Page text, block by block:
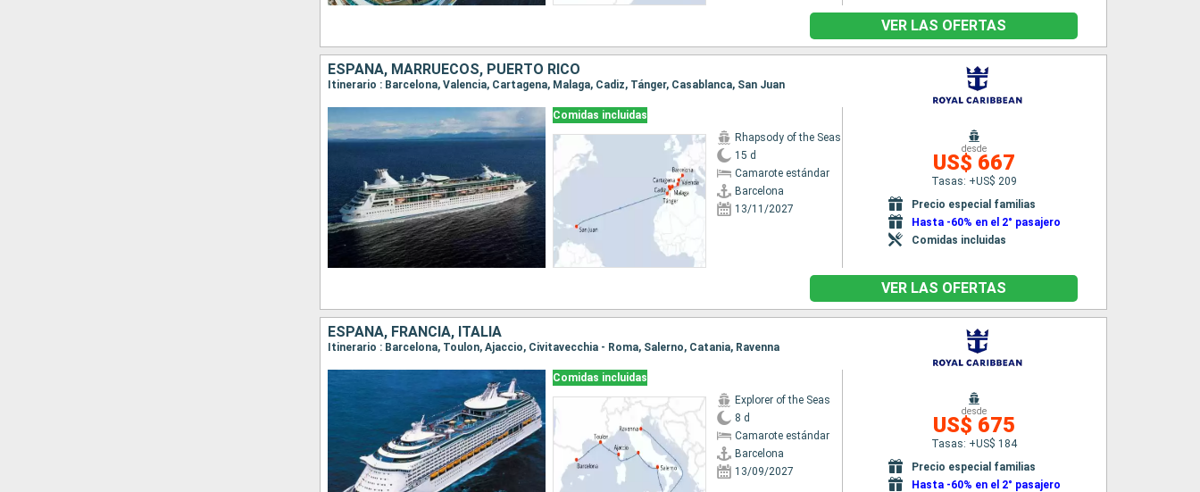
VER LAS OFERTAS
ESPAÑA, MARRUECOS, PUERTO RICO
Itinerario : Barcelona, Valencia, Cartagena, Malaga, Cadiz, Tánger, Casablanca, San Juan
Comidas incluidas
Rhapsody of the Seas
15 d
Camarote estándar
Barcelona
13/11/2027
desde
US$ 667
Tasas: +US$ 209
Precio especial familias
Hasta -60% en el 2° pasajero
Comidas incluidas
VER LAS OFERTAS
ESPAÑA, FRANCIA, ITALIA
Itinerario : Barcelona, Toulon, Ajaccio, Civitavecchia - Roma, Salerno, Catania, Ravenna
Comidas incluidas
Explorer of the Seas
8 d
Camarote estándar
Barcelona
13/09/2027
desde
US$ 675
Tasas: +US$ 184
Precio especial familias
Hasta -60% en el 2° pasajero